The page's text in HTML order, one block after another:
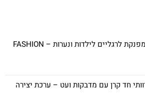
ערכת ספא מפנקת לרגליים לילדות ונערות – FASHION
חד קרן עם מדבקות ועט – ערכת יצירה